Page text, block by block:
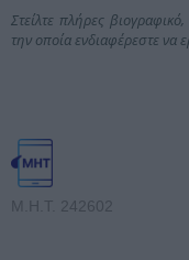
Στείλτε πλήρες
την οποία ενδιαφέρεστε να
Μ.Η.Τ. 242602